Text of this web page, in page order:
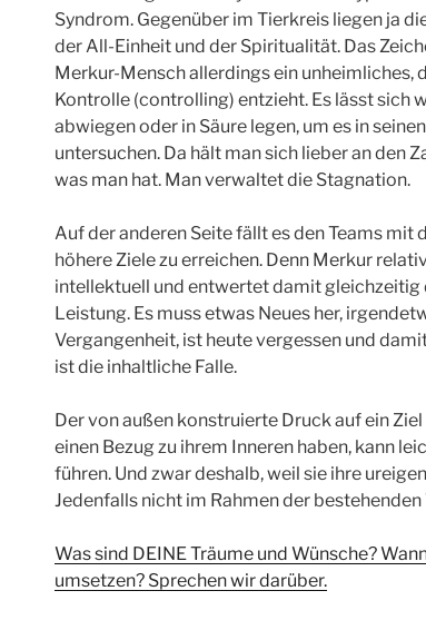
Syndrom. Gegenüber im Tierkreis liegen ja
der All-Einheit und der Spiritualität. Das
Merkur-Mensch allerdings ein unheimliches,
Kontrolle (controlling) entzieht. Es lässt sich
abwiegen oder in Säure legen, um es in
untersuchen. Da hält man sich lieber an den
was man hat. Man verwaltet die Stagnation.
Auf der anderen Seite fällt es den Teams mit
höhere Ziele zu erreichen. Denn Merkur
intellektuell und entwertet damit gleichzeitig
Leistung. Es muss etwas Neues her,
Vergangenheit, ist heute vergessen und
ist die inhaltliche Falle.
Der von außen konstruierte Druck auf ein
einen Bezug zu ihrem Inneren haben, kann
führen. Und zwar deshalb, weil sie ihre
Jedenfalls nicht im Rahmen der bestehenden
Was sind DEINE Träume und Wünsche?
umsetzen? Sprechen wir darüber.